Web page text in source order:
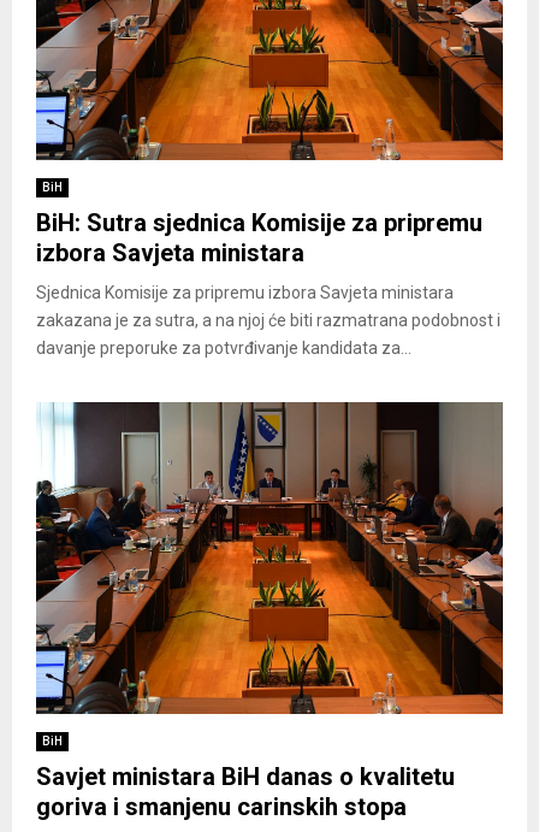
BiH
BiH: Sutra sjednica Komisije za pripremu
izbora Savjeta ministara
Sjednica Komisije za pripremu izbora Savjeta ministara
zakazana je za sutra, a na njoj će biti razmatrana podobnost i
davanje preporuke za potvrđivanje kandidata za...
BiH
Savjet ministara BiH danas o kvalitetu
goriva i smanjenu carinskih stopa